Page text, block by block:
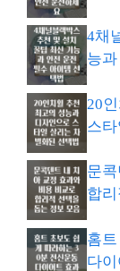
4채
능
20
스
문
합
홈
다